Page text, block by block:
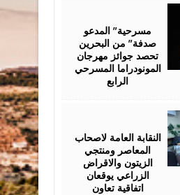
مسرحية” المدعو
صدفة” من البحرين
تحصد جوائز مهرجان
المونودراما المسرحي
الرابع
النقابة العامة لاصحاب
المعاصر ومنتجي
الزيتون والاقراض
الزراعي يوقعان
اتفاقية تعاون
2026